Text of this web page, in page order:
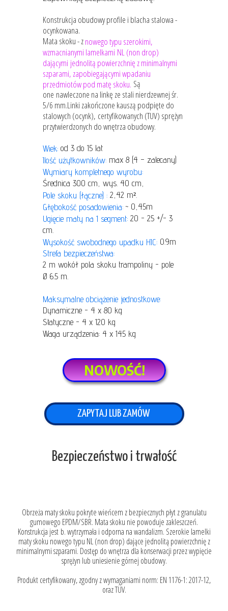
Bezpieczeństwo i trwałość
NOWOŚĆ!
ZAPYTAJ LUB ZAMÓW
Konstrukcja obudowy profile i blacha stalowa -
ocynkowana.
Mata skoku - znowego typu szerokimi,
wzmacnianymi lamelkami NL (non drop)
dającymi jednolitą powierzchnię z minimalnymi
szparami, zapobiegającymi wpadaniu
przedmiotów pod matę skoku. Są
one nawleczone na linkę ze stali nierdzewnej śr.
5/6 mm.Linki zakończone kauszą podpięte do
stalowych (ocynk), certyfikowanych (TUV) sprężyn
przytwierdzonych do wnętrza obudowy.
Wiek: od 3 do 15 lat
Ilość użytkowników: max 8 (4 – zalecany)
Wymiary kompletnego wyrobu:
Średnica 300 cm, wys. 40 cm,
Pole skoku (łączne) : 2,42 m².
Głębokość posadowienia: ~ 0,45m
Ugięcie maty na 1 segment: 20 - 25 +/- 3
cm.
Wysokość swobodnego upadku HIC: 0.9m
Strefa bezpieczeństwa:
2 m wokół pola skoku trampoliny - pole
Ø 6.5 m.
Maksymalne obciążenie jednostkowe:
Dynamiczne - 4 x 80 kg
Statyczne - 4 x 120 kg
Waga urządzenia: 4 x 145 kg
Obrzeża maty skoku pokryte wieńcem z bezpiecznych płyt z granulatu
gumowego EPDM/SBR. Mata skoku nie powoduje zakleszczeń.
Konstrukcja jest b. wytrzymała i odporna na wandalizm. Szerokie lamelki
maty skoku nowego typu NL (non drop) dające jednolitą powierzchnię z
minimalnymi szparami. Dostęp do wnętrza dla konserwacji przez wypięcie
sprężyn lub uniesienie górnej obudowy.
Produkt certyfikowany, zgodny z wymaganiami norm: EN 1176-1: 2017-12,
oraz TÜV.